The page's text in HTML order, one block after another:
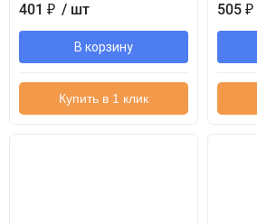
401 ₽ / шт
В корзину
Купить в 1 клик
505 ₽